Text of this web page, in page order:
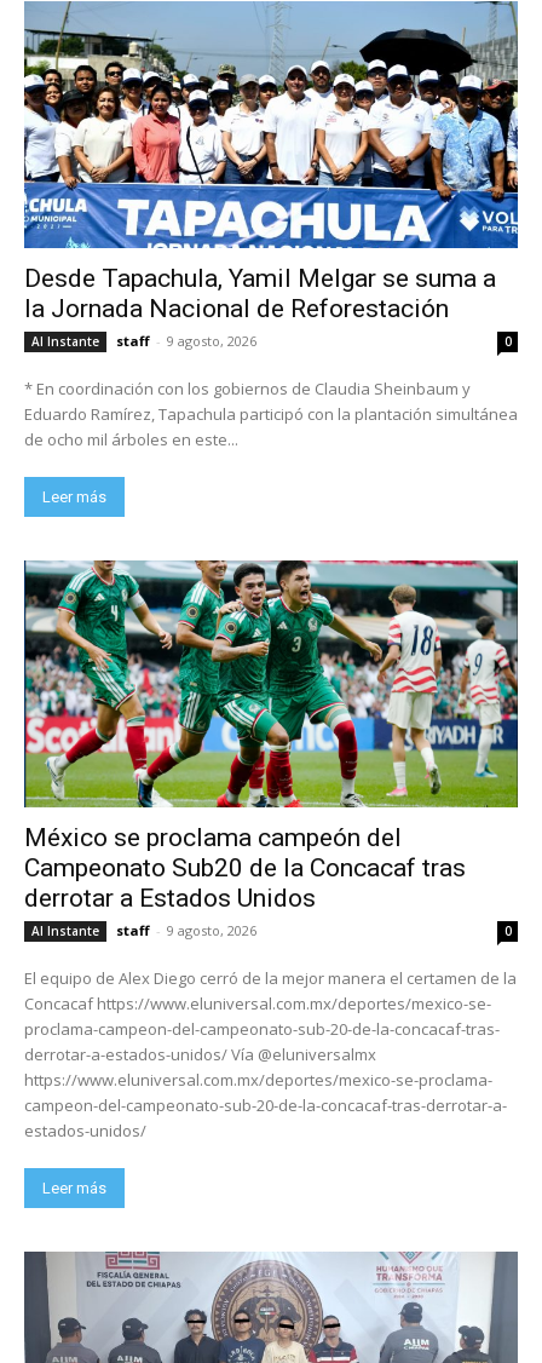
Desde Tapachula, Yamil Melgar se suma a
la Jornada Nacional de Reforestación
Al Instante staff - 9 agosto, 2026 0
* En coordinación con los gobiernos de Claudia Sheinbaum y
Eduardo Ramírez, Tapachula participó con la plantación simultánea
de ocho mil árboles en este...
Leer más
México se proclama campeón del
Campeonato Sub20 de la Concacaf tras
derrotar a Estados Unidos
Al Instante staff - 9 agosto, 2026 0
El equipo de Alex Diego cerró de la mejor manera el certamen de la
Concacaf https://www.eluniversal.com.mx/deportes/mexico-se-
proclama-campeon-del-campeonato-sub-20-de-la-concacaf-tras-
derrotar-a-estados-unidos/ Vía @eluniversalmx
https://www.eluniversal.com.mx/deportes/mexico-se-proclama-
campeon-del-campeonato-sub-20-de-la-concacaf-tras-derrotar-a-
estados-unidos/
Leer más